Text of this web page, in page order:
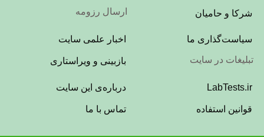
ارسال رزومه شرکا و حامیان
Footer
Menu
اخبار علمی سایت سیاست‌گذاری ما
بازبینی و ویراستاری تبلیغات در سایت
Footer
درباره‌ی این سایت LabTests.ir
تماس با ما قوانین استفاده